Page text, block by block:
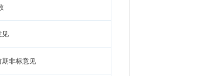
见
期非标意见